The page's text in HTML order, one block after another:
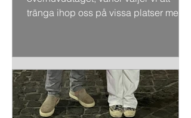
tränga ihop oss på vissa platser med